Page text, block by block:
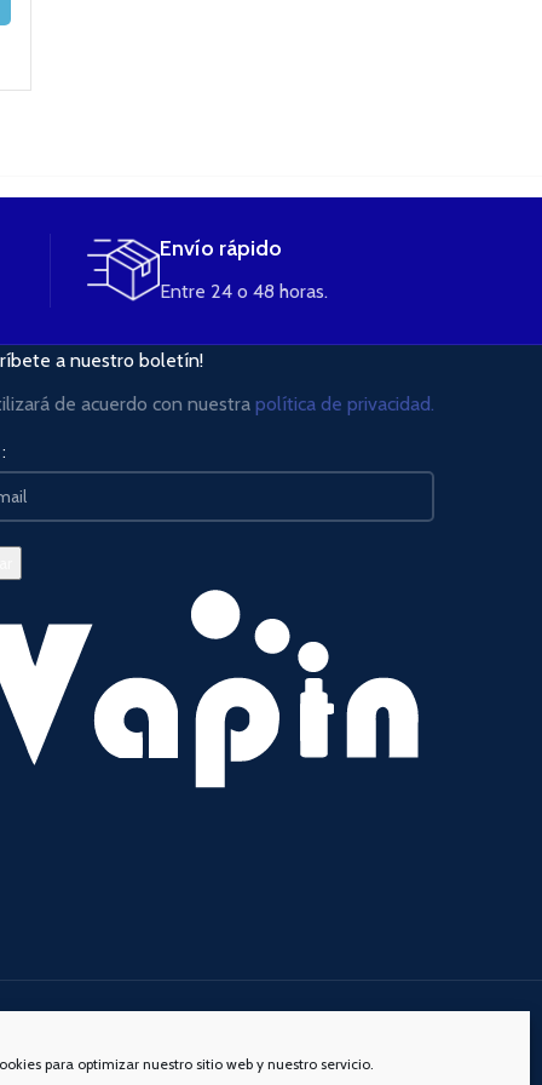
para optimizar nuestro sitio web y nuestro servicio.
Envío rápido
Entre 24 o 48 horas.
a nuestro boletín!
de acuerdo con nuestra política de privacidad.